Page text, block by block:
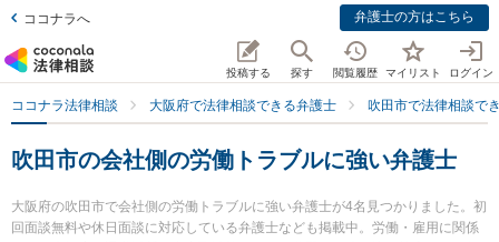
ココナラへ 弁護士の方はこちら
投稿する 探す 閲覧履歴 マイリスト ログイン
ココナラ法律相談 大阪府で法律相談できる弁護士 吹田市で法律相談で
吹田市の会社側の労働トラブルに強い弁護士
大阪府の吹田市で会社側の労働トラブルに強い弁護士が4名見つかりました。初
回面談無料や休日面談に対応している弁護士なども掲載中。労働・雇用に関係